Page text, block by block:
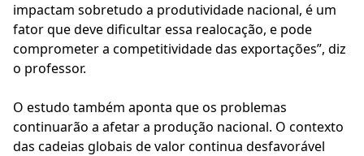
impactam sobretudo a produtividade nacional, é um
fator que deve dificultar essa realocação, e pode
comprometer a competitividade das exportações”, diz
o professor.
O estudo também aponta que os problemas
continuarão a afetar a produção nacional. O contexto
das cadeias globais de valor continua desfavorável